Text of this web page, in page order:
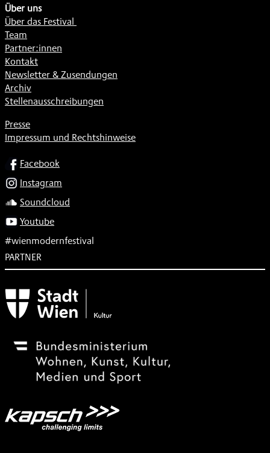
Über uns
Über das Festival
Team
Partner:innen
Kontakt
Newsletter & Zusendungen
Archiv
Stellenausschreibungen
Presse
Impressum und Rechtshinweise
SOCIALFacebook
Instagram
Soundcloud
Youtube
#wienmodernfestival
PARTNER
Subventionsgeber